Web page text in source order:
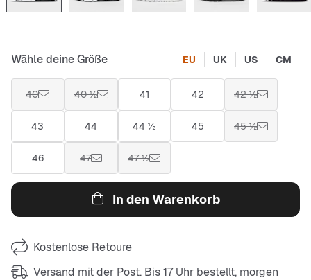
Wähle deine Größe EU UK US CM
40 40 ½ 41 42 42 ½
43 44 44 ½ 45 45 ½
46 47 47 ½
In den Warenkorb
Kostenlose Retoure
Versand mit der Post. Bis 17 Uhr bestellt, morgen